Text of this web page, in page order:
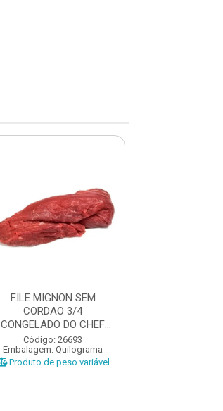
FILE MIGNON SEM
CORDAO 3/4
CONGELADO DO CHEF
CAIXA ±25KG
Código: 26693
Embalagem: Quilograma
Produto de peso variável